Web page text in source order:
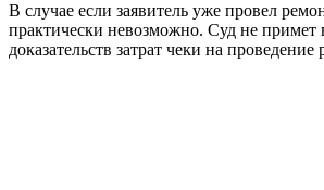
В случае если заявитель уже провел
практически невозможно. Суд не примет
доказательств затрат чеки на проведение